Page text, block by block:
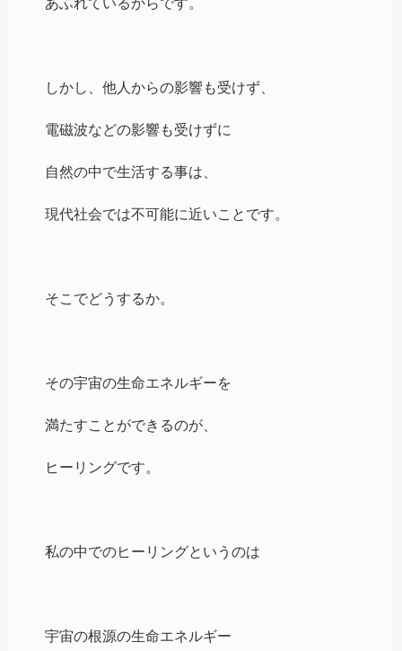
あふれているからです。
しかし、他人からの影響も受けず、
電磁波などの影響も受けずに
自然の中で生活する事は、
現代社会では不可能に近いことです。
そこでどうするか。
その宇宙の生命エネルギーを
満たすことができるのが、
ヒーリングです。
私の中でのヒーリングというのは
宇宙の根源の生命エネルギー